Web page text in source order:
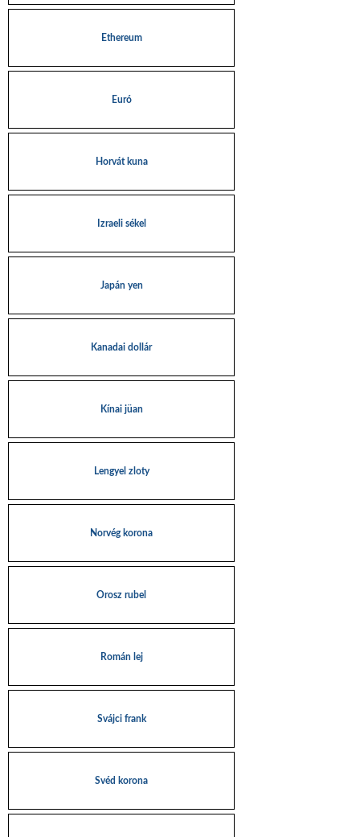
Ethereum
Euró
Horvát kuna
Izraeli sékel
Japán yen
Kanadai dollár
Kínai jüan
Lengyel zloty
Norvég korona
Orosz rubel
Román lej
Svájci frank
Svéd korona